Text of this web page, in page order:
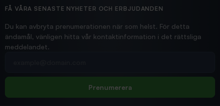
Hittade exakt vad jag behövde. Snabb och bra...
FÅ VÅRA SENASTE NYHETER OCH ERBJUDANDEN
Du kan avbryta prenumerationen när som helst. För detta
ändamål, vänligen hitta vår kontaktinformation i det rättsliga
meddelandet.
Prenumerera